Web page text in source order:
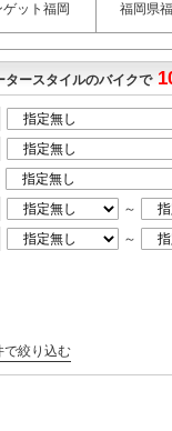
ット福岡 福岡県
タースタイルのバイクで
～
～
で絞り込む